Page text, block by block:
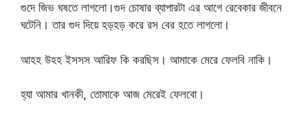
গুদে জিভ ঘষতে লাগলো।গুদ চোষার ব্যাপারটা এর আগে রেবেকার জীবনে
ঘটেনি। তার গুদ দিয়ে হড়হড় করে রস বের হতে লাগলো।
আহহ উহহ ইসসস আরিফ কি করছিস। আমাকে মেরে ফেলবি নাকি।
হ্যা আমার খানকী, তোমাকে আজ মেরেই ফেলবো।